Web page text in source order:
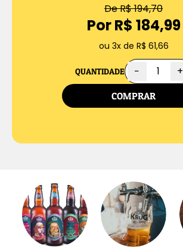
De R$ 194,70
Por R$ 184,99
ou 3x de R$ 61,66
QUANTIDADE − +
COMPRAR